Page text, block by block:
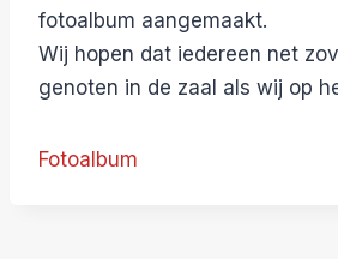
fotoalbum aangemaakt.
Wij hopen dat iedereen net
genoten in de zaal als wij op
Fotoalbum